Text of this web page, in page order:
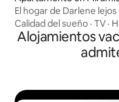
El hogar de Darlene lejos
Calidad del sueño · TV ·
Alojamientos